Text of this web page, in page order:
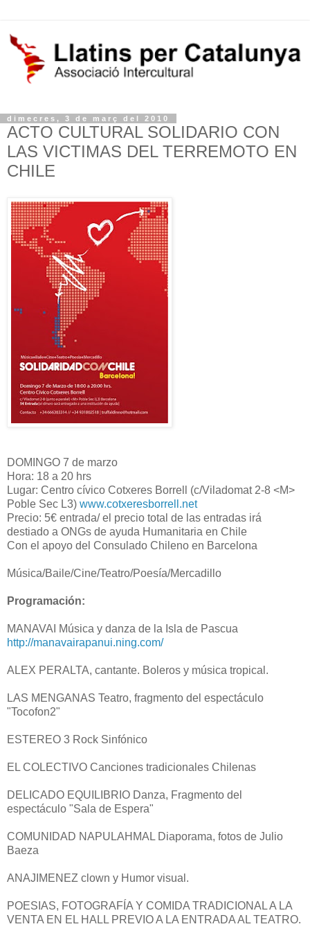
dimecres, 3 de març del 2010
ACTO CULTURAL SOLIDARIO CON
LAS VICTIMAS DEL TERREMOTO EN
CHILE
DOMINGO 7 de marzo
Hora: 18 a 20 hrs
Lugar: Centro cívico Cotxeres Borrell (c/Viladomat 2-8 <M>
Poble Sec L3) www.cotxeresborrell.net
Precio: 5€ entrada/ el precio total de las entradas irá
destiado a ONGs de ayuda Humanitaria en Chile
Con el apoyo del Consulado Chileno en Barcelona
Música/Baile/Cine/Teatro/Poesía/Mercadillo
Programación:
MANAVAI Música y danza de la Isla de Pascua
http://manavairapanui.ning.com/
ALEX PERALTA, cantante. Boleros y música tropical.
LAS MENGANAS Teatro, fragmento del espectáculo
"Tocofon2"
ESTEREO 3 Rock Sinfónico
EL COLECTIVO Canciones tradicionales Chilenas
DELICADO EQUILIBRIO Danza, Fragmento del
espectáculo "Sala de Espera"
COMUNIDAD NAPULAHMAL Diaporama, fotos de Julio
Baeza
ANAJIMENEZ clown y Humor visual.
POESIAS, FOTOGRAFÍA Y COMIDA TRADICIONAL A LA
VENTA EN EL HALL PREVIO A LA ENTRADA AL TEATRO.